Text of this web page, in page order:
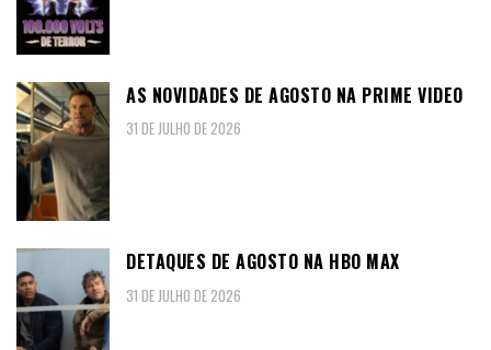
AS NOVIDADES DE AGOSTO NA PRIME VIDEO
31 DE JULHO DE 2026
DETAQUES DE AGOSTO NA HBO MAX
31 DE JULHO DE 2026